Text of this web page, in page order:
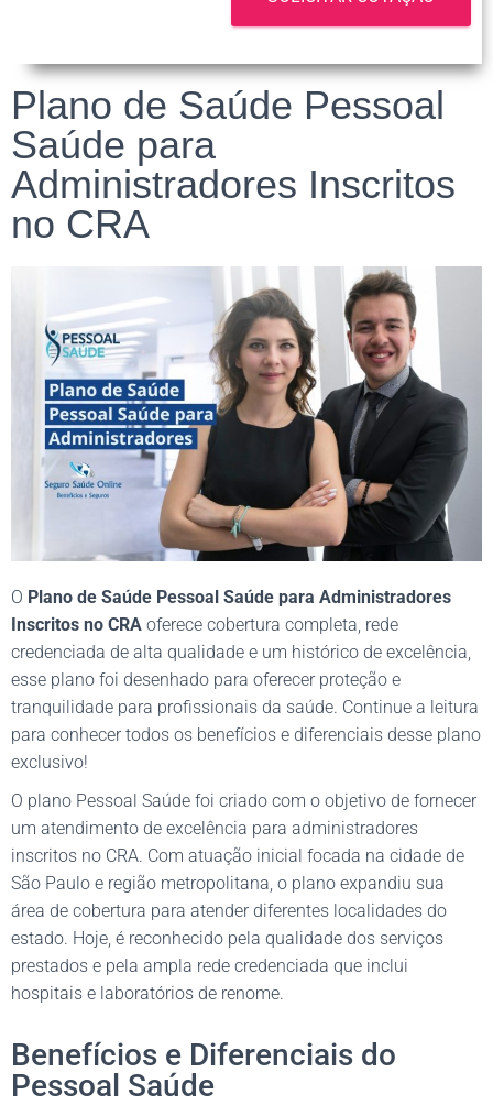
Plano de Saúde Pessoal
Saúde para
Administradores Inscritos
no CRA
O Plano de Saúde Pessoal Saúde para Administradores
Inscritos no CRA oferece cobertura completa, rede
credenciada de alta qualidade e um histórico de excelência,
esse plano foi desenhado para oferecer proteção e
tranquilidade para profissionais da saúde. Continue a leitura
para conhecer todos os benefícios e diferenciais desse plano
exclusivo!
O plano Pessoal Saúde foi criado com o objetivo de fornecer
um atendimento de excelência para administradores
inscritos no CRA. Com atuação inicial focada na cidade de
São Paulo e região metropolitana, o plano expandiu sua
área de cobertura para atender diferentes localidades do
estado. Hoje, é reconhecido pela qualidade dos serviços
prestados e pela ampla rede credenciada que inclui
hospitais e laboratórios de renome.
Benefícios e Diferenciais do
Pessoal Saúde